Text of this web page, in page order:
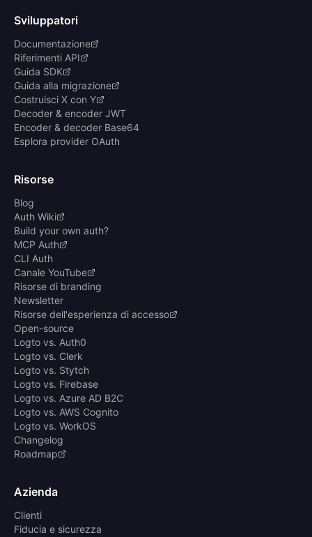
Sviluppatori
Documentazione
Riferimenti API
Guida SDK
Guida alla migrazione
Costruisci X con Y
Decoder & encoder JWT
Encoder & decoder Base64
Esplora provider OAuth
Risorse
Blog
Auth Wiki
Build your own auth?
MCP Auth
CLI Auth
Canale YouTube
Risorse di branding
Newsletter
Risorse dell'esperienza di accesso
Open-source
Logto vs. Auth0
Logto vs. Clerk
Logto vs. Stytch
Logto vs. Firebase
Logto vs. Azure AD B2C
Logto vs. AWS Cognito
Logto vs. WorkOS
Changelog
Roadmap
Azienda
Clienti
Fiducia e sicurezza